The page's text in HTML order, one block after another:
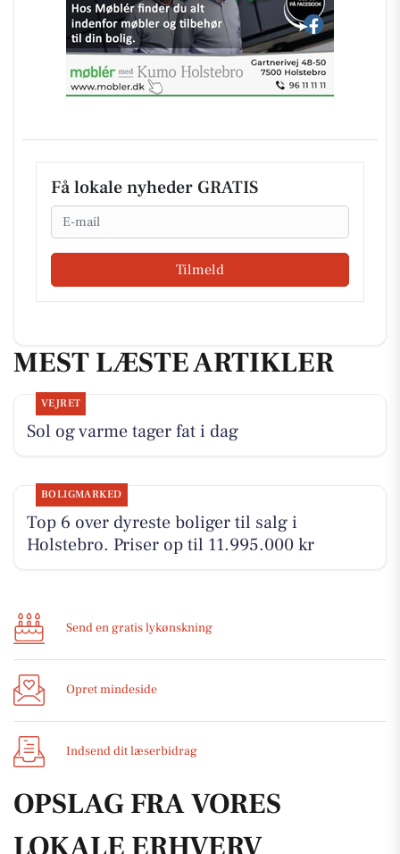
Få lokale nyheder GRATIS
Email
Tilmeld
MEST LÆSTE ARTIKLER
VEJRET
Sol og varme tager fat i dag
BOLIGMARKED
Top 6 over dyreste boliger til salg i
Holstebro. Priser op til 11.995.000 kr
Send en gratis lykønskning
Opret mindeside
Indsend dit læserbidrag
OPSLAG FRA VORES